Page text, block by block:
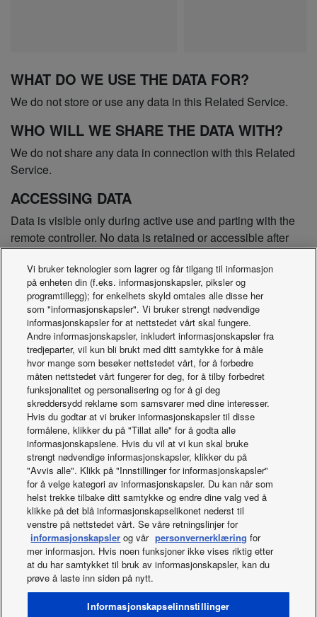
WHAT DO WE USE THE DATA FOR?
We do not store or use any data in this Related Service.
WHO WILL WE SHARE THE DATA WITH?
We do not share any data in connection with this Related
Service.
ACCESSING DATA
Data is visible only during active use and parting with the
remote controller. No data is retained or accessible after
the session ends.
COMPLAINTS
If the User is not satisfied with how we handle the Data, the
User is entitled to lodge a complaint with the competent
authority, designated in accordance with Article 37(5), point
(b) of the Data Act.
CONTACT
For any questions regarding the handling of Data, please
contact us at:
DataAct@eu.panasonic.com
You can also contact our EU representative at:
Panasonic Europe B.V. Germany Branch
Hagenauerstrasse 43
D-65203 Wiesbaden
Germany
Facebook Instagram
Kontakt oss Områdekart
Vilkår for bruk
Vi bruker teknologier som lagrer og får tilgang til informasjon
på enheten din (f.eks. informasjonskapsler, piksler og
programtillegg); for enkelhets skyld omtales alle disse her
som "informasjonskapsler". Vi bruker strengt nødvendige
informasjonskapsler for at nettstedet vårt skal fungere.
Andre informasjonskapsler, inkludert informasjonskapsler fra
tredjeparter, vil kun bli brukt med ditt samtykke for å måle
hvor mange som besøker nettstedet vårt, for å forbedre
måten nettstedet vårt fungerer for deg, for å tilby forbedret
funksjonalitet og personalisering og for å gi deg
skreddersydd reklame som samsvarer med dine interesser.
Hvis du godtar at vi bruker informasjonskapsler til disse
formålene, klikker du på "Tillat alle" for å godta alle
informasjonskapslene. Hvis du vil at vi kun skal bruke
strengt nødvendige informasjonskapsler, klikker du på
"Avvis alle". Klikk på "Innstillinger for informasjonskapsler"
for å velge kategori av informasjonskapsler. Du kan når som
helst trekke tilbake ditt samtykke og endre dine valg ved å
klikke på det blå informasjonskapselikonet nederst til
venstre på nettstedet vårt. Se våre retningslinjer for
informasjonskapsler og vår personvernerklæring for
mer informasjon. Hvis noen funksjoner ikke vises riktig etter
at du har samtykket til bruk av informasjonskapsler, kan du
prøve å laste inn siden på nytt.
Informasjonskapselinnstillinger